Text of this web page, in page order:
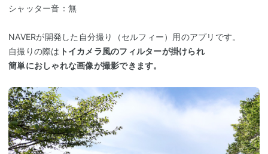
シャッター音：無
NAVERが開発した自分撮り（セルフィー）用のアプリです。
自撮りの際は トイカメラ風のフィルターが掛けられ
簡単におしゃれな画像が撮影できます。